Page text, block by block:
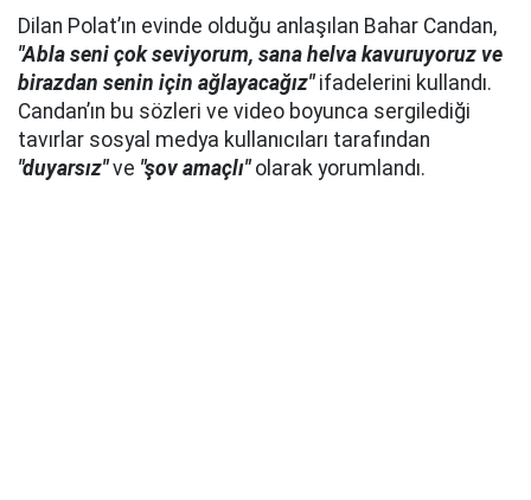
Dilan Polat’ın evinde olduğu anlaşılan Bahar Candan,
"Abla seni çok seviyorum, sana helva kavuruyoruz ve
birazdan senin için ağlayacağız"ifadelerini kullandı.
Candan’ın bu sözleri ve video boyunca sergilediği
tavırlar sosyal medya kullanıcıları tarafından
"duyarsız"ve "şov amaçlı"olarak yorumlandı.